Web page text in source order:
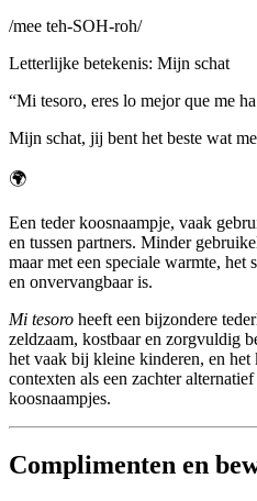
/mee teh-SOH-roh/
Letterlijke betekenis: Mijn schat
“Mi tesoro, eres lo mejor que me
Mijn schat, jij bent het beste wat
🌍
Een teder koosnaampje, vaak
en tussen partners. Minder
maar met een speciale warmte, het
en onvervangbaar is.
Mi tesoro heeft een bijzondere
zeldzaam, kostbaar en zorgvuldig
het vaak bij kleine kinderen, en
contexten als een zachter
koosnaampjes.
Complimenten en